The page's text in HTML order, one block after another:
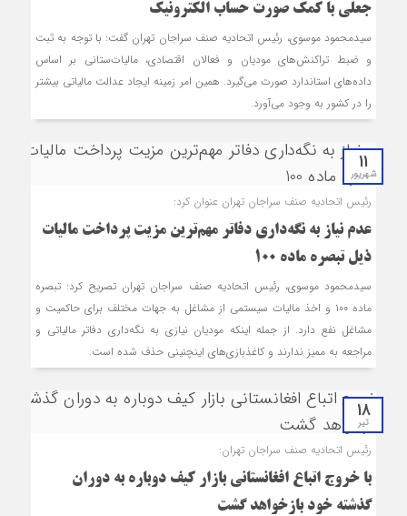
جعلی با کمک صورت حساب الکترونیک
سیدمحمود موسوی، رئیس اتحادیه صنف سراجان تهران گفت: با توجه به ثبت
و ضبط تراکنش‌های مودیان و فعالان اقتصادی، مالیات‌ستانی بر اساس
داده‌های استاندارد صورت می‌گیرد. همین امر زمینه ایجاد عدالت مالیاتی بیشتر
را در کشور به وجود می‌آورد.
11
شهریور
رئیس اتحادیه صنف سراجان تهران عنوان کرد:
عدم نیاز به نگه‌داری دفاتر مهم‌ترین مزیت‌ پرداخت مالیات
ذیل تبصره ماده 100
سیدمحمود موسوی، رئیس اتحادیه صنف سراجان تهران تصریح کرد: تبصره
ماده ۱۰۰ و اخذ مالیات سیستمی از مشاغل به جهات مختلف برای حاکمیت و
مشاغل نفع دارد. از جمله اینکه مودیان نیازی به نگه‌داری دفاتر مالیاتی و
مراجعه به ممیز ندارند و کاغذبازی‌های این‎چنینی حذف شده است.
18
تیر
رئیس اتحادیه صنف سراجان تهران:
با خروج اتباع افغانستانی بازار کیف دوباره به دوران
گذشته خود بازخواهد گشت